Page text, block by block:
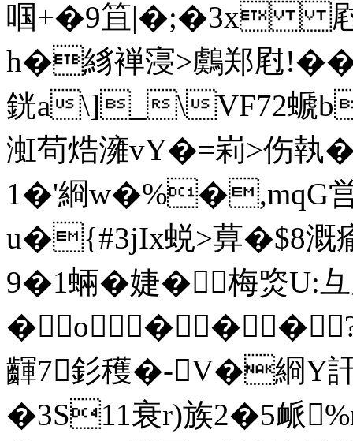
啯+�9笡|�;�3x 屗
h�絼褝寖>鸆郑屗
銧a\]_\VF72螔
渱茍焅澭vY�=峲>伤
1�'綗w�%�,mqG
u�{#3jIx蜕>萛�$8溉
9�1蜽�婕�梅焁U:
齳7釤穫�-V�綗Y
�3S11衰r)族2�5衇%m